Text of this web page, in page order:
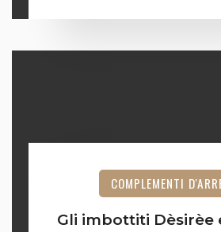
COMPLEMENTI
Gli imbottiti Dèsirèe